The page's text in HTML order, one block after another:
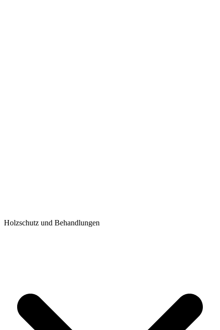
Holzschutz und Behandlungen